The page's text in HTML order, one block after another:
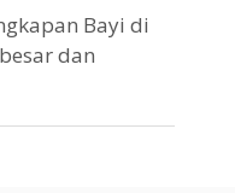
Bayi di
dan